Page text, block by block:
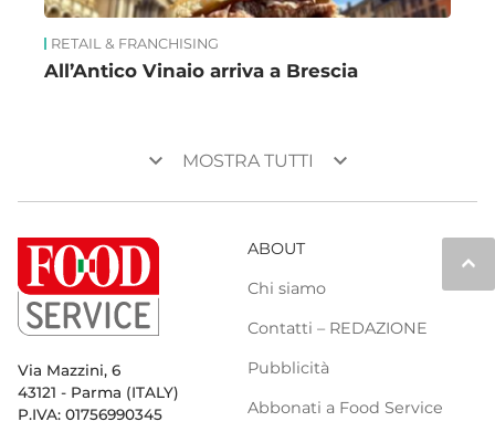
RETAIL & FRANCHISING
All’Antico Vinaio arriva a Brescia
keyboard_arrow_down MOSTRA TUTTI keyboard_arrow_down
keyboard_arrow_up
Via Mazzini, 6
43121 - Parma (ITALY)
P.IVA: 01756990345
ABOUT
Chi siamo
Contatti – REDAZIONE
Pubblicità
Abbonati a Food Service